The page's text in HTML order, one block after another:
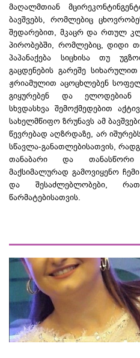
მაღალმთიან
ბავშვებს, რომლებიც
შედარებით, მკაცრ და რთულ
პირობებში, რომლებიც, დიდი
პაპანაქება სიცხისა თუ
გაცდენების გარეშე
ჟრიამულით აცოცხლებენ
გიყურებენ და ელოდებიან
სხვდასხვა შემოქმედებით
სახელმწიფო ზრუნავს ამ
წევრებად აღზრდაზე, არ
სწავლა-განათლებისათვის ,
თანაბარი და თანასწორი
მაქსიმალურად გამოვიყენო
და შესაძლებლობები,
წარმატებისათვის.